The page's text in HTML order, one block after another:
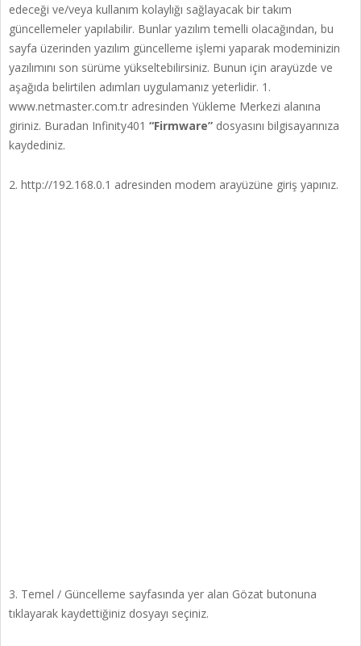
edeceği ve/veya kullanım kolaylığı sağlayacak bir takım
güncellemeler yapılabilir. Bunlar yazılım temelli olacağından, bu
sayfa üzerinden yazılım güncelleme işlemi yaparak modeminizin
yazılımını son sürüme yükseltebilirsiniz. Bunun için arayüzde ve
aşağıda belirtilen adımları uygulamanız yeterlidir. 1.
www.netmaster.com.tr adresinden Yükleme Merkezi alanına
giriniz. Buradan Infinity401 “Firmware” dosyasını bilgisayarınıza
kaydediniz.
2. http://192.168.0.1 adresinden modem arayüzüne giriş yapınız.
3. Temel / Güncelleme sayfasında yer alan Gözat butonuna
tıklayarak kaydettiğiniz dosyayı seçiniz.